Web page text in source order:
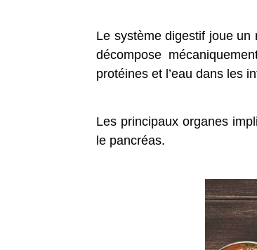
Le système digestif joue un
décompose
protéines et l’eau dans les
Les principaux organes
le pancréas.